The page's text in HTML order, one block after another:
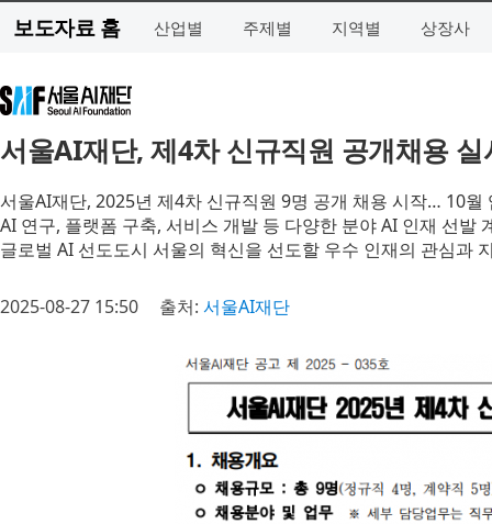
보도자료 홈 산업별 주제별 지역별 상장사
서울AI재단, 제4차 신규직원 공개채용 실
서울AI재단, 2025년 제4차 신규직원 9명 공개 채용 시작… 10월
AI 연구, 플랫폼 구축, 서비스 개발 등 다양한 분야 AI 인재 선발
글로벌 AI 선도도시 서울의 혁신을 선도할 우수 인재의 관심과
2025-08-27 15:50 출처: 서울AI재단